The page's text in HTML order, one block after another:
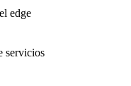
edge
servicios